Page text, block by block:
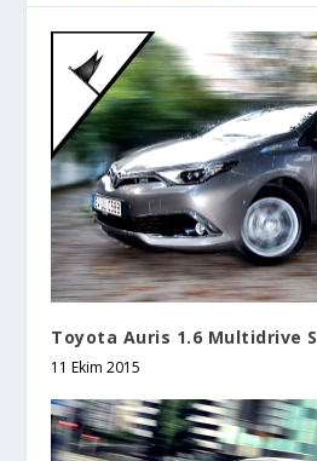
Toyota Auris 1.6 Multidrive S
11 Ekim 2015